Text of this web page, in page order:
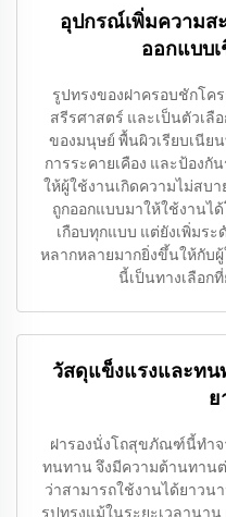
อุปกรณ์เพิ่มความส
ออกแบบ
รูปทรงของฝาครอบชักโค
สรีรศาสตร์ และเป็นตัวเลื
ของมนุษย์ พื้นผิวเรียบเนีย
การระคายเคือง และป้องกั
ให้ผู้ใช้งานเกิดความไม่สบ
ถูกออกแบบมาให้ใช้งานไ
เกือบทุกแบบ แต่ยังเพิ่มร
หลากหลายมากยิ่งขึ้นให้กับ
นี้เป็นทางเลือก
วัสดุแข็งแรงและท
ย
ฝารองนั่งโถสุขภัณฑ์นี้ทำ
ทนทาน จึงมีความต้านทาน
ว่าสามารถใช้งานได้ยาวน
รูปทรงแม้ในระยะเวลานา